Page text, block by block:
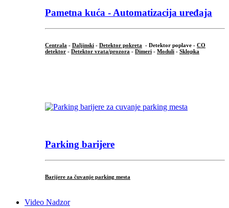
Pametna kuća - Automatizacija uređaja
Centrala - Daljinski - Detektor pokreta - Detektor poplave - CO
detektor - Detektor vrata/prozora - Dimeri - Moduli - Sklopka
Parking barijere
Barijere za čuvanje parking mesta
Video Nadzor